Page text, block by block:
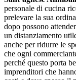
personale di cucina
prelevare la sua
dopo possono
un distanziamento
anche per ridurre le
che ogni
perché questo porta
imprenditori che